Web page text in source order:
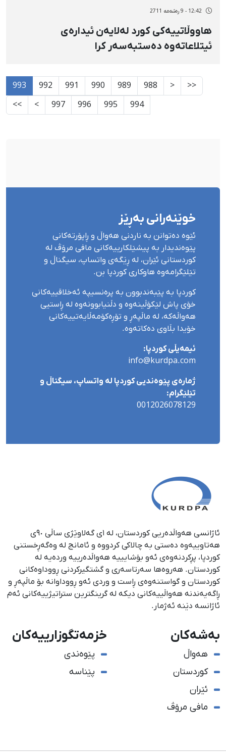
12:42 - 9 رەشەمه 2711
هاووڵاتییەكی کورد لەلایەن ئیدارەی
ئیتلاعاتەوە دەستبەسەر كرا
<<
<
988
989
990
991
992
993
994
995
996
997
>
>>
خوێنەرانی بەڕێز
ئێوە دەتوانن بە ناردنی هەواڵ و ڕاپۆرتەکانی
پێوەندیدار بە پیشێلکارییەکانی مافی مرۆڤ لە
کوردستانی ئێران، لە ڕێگەی واتساپ، سیگناڵ و
تێلێگرامەوە هاوکاری کوردپا بن.
کوردپا بە پێبەندبوون بە پرەنسیپە ئەخلاقییەکانی
خۆی پاش لێکۆڵینەوە و دڵنیابوونەوە لە ڕاستیی
هەواڵەکە، لە ماڵپەڕ و تۆڕەکۆمەڵایەتییەکانی
خۆیدا بڵاوی دەکاتەوە.
ئیمەیڵی کوردپا:
info@kurdpa.com
ژمارەی پێوەندیی کوردپا لە واتساپ، سیگناڵ و
تێلێگرام:
0012026078129
ئاژانسی هەواڵدەریی کوردستان، لە ١ی گەلاوێژی ساڵی ٩٠ی
هەتاوییەوە دەستی بە چالاکی کردووە و ئامانج لە وەگەڕخستنی
كوردپا، پڕكردنەوەی ئەو بۆشایییە هەواڵدەرییە وردەیە لە
كوردستان. هەروەها سەرتاسەری و گشتگیركردنی ڕووداوەكانی
كوردستان و گواستنەوەی ڕاست و وردی ئەو ڕووداوانە بۆ ماڵپەڕ و
ڕاگەیەندنە هەواڵییەكانی دیكە لە گرینگترین ستراتیژییەكانی ئەم
ئاژانسە دێنە ئەژمار.
بەشەکان
هەواڵ
کوردستان
ئێران
مافی مرۆڤ
خزمەتگوزارییەکان
پێوەندی
پێناسە